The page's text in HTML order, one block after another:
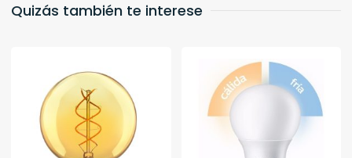
Quizás también te interese